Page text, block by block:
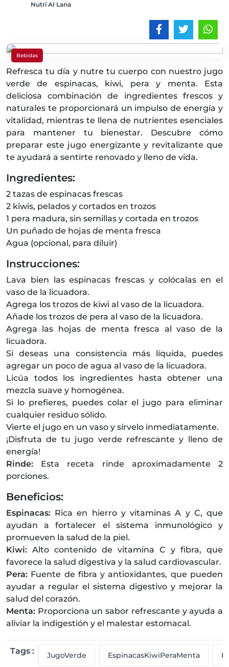
Nutri AI Lana
Bebidas
Refresca tu día y nutre tu cuerpo con nuestro jugo
verde de espinacas, kiwi, pera y menta. Esta
deliciosa combinación de ingredientes frescos y
naturales te proporcionará un impulso de energía y
vitalidad, mientras te llena de nutrientes esenciales
para mantener tu bienestar. Descubre cómo
preparar este jugo energizante y revitalizante que
te ayudará a sentirte renovado y lleno de vida.
Ingredientes:
2 tazas de espinacas frescas
2 kiwis, pelados y cortados en trozos
1 pera madura, sin semillas y cortada en trozos
Un puñado de hojas de menta fresca
Agua (opcional, para diluir)
Instrucciones:
Lava bien las espinacas frescas y colócalas en el
vaso de la licuadora.
Agrega los trozos de kiwi al vaso de la licuadora.
Añade los trozos de pera al vaso de la licuadora.
Agrega las hojas de menta fresca al vaso de la
licuadora.
Si deseas una consistencia más líquida, puedes
agregar un poco de agua al vaso de la licuadora.
Licúa todos los ingredientes hasta obtener una
mezcla suave y homogénea.
Si lo prefieres, puedes colar el jugo para eliminar
cualquier residuo sólido.
Vierte el jugo en un vaso y sírvelo inmediatamente.
¡Disfruta de tu jugo verde refrescante y lleno de
energía!
Rinde: Esta receta rinde aproximadamente 2
porciones.
Beneficios:
Espinacas: Rica en hierro y vitaminas A y C, que
ayudan a fortalecer el sistema inmunológico y
promueven la salud de la piel.
Kiwi: Alto contenido de vitamina C y fibra, que
favorece la salud digestiva y la salud cardiovascular.
Pera: Fuente de fibra y antioxidantes, que pueden
ayudar a regular el sistema digestivo y mejorar la
salud del corazón.
Menta: Proporciona un sabor refrescante y ayuda a
aliviar la indigestión y el malestar estomacal.
Tags : JugoVerde EspinacasKiwiPeraMenta